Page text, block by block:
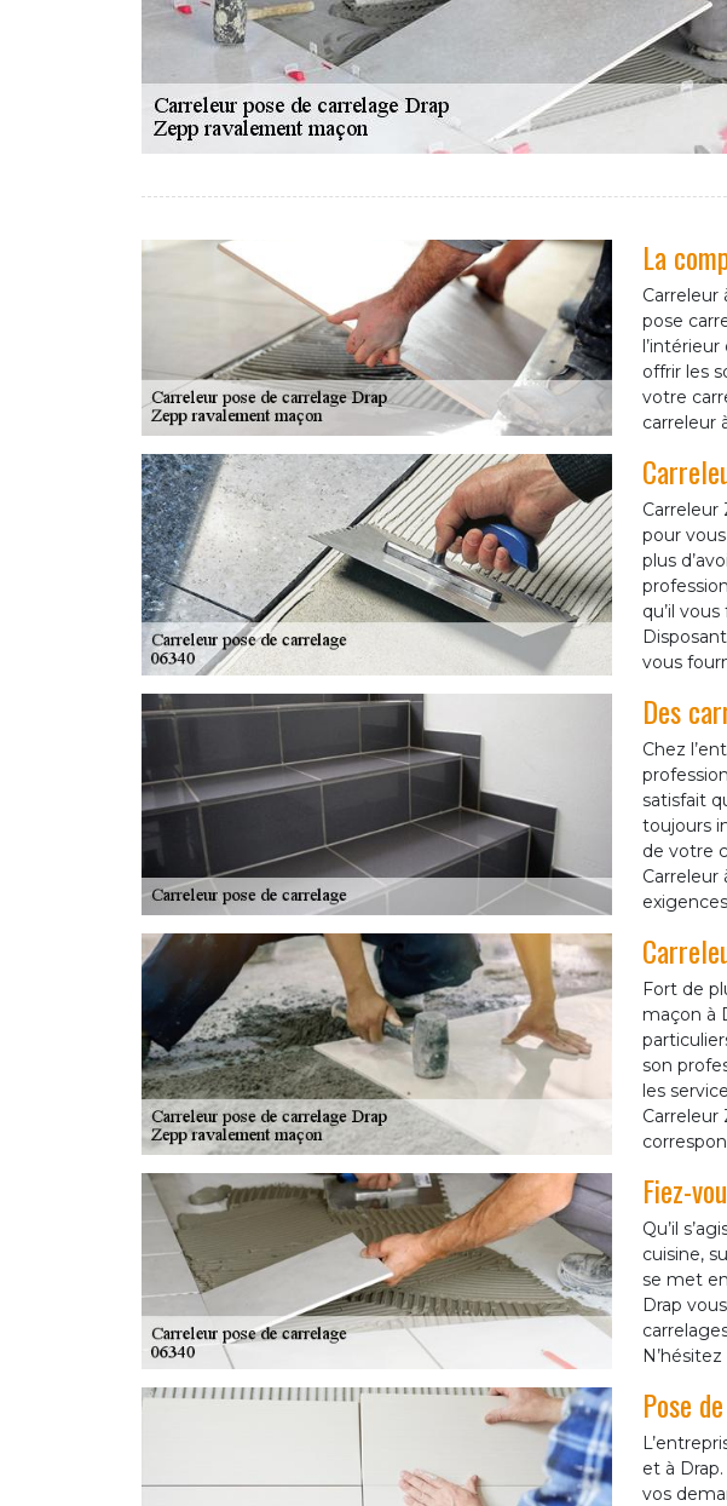
La
Carreleur
pose
offrir les
votre
carreleur
pour
plus
qu’il
vous
Des
Chez
satisfait
toujours
de votre
Fort de
maçon à
son
les
Fiez-
Qu’il
cuisine,
se met
Drap
Pose
et à
vos